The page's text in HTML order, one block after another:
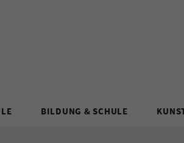
BILDUNG & SCHULE